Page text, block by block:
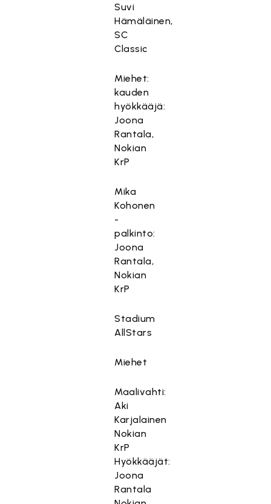
Suvi
Hämäläinen,
SC
Classic
Miehet:
kauden
hyökkääjä:
Joona
Rantala,
Nokian
KrP
Mika
Kohonen
-
palkinto:
Joona
Rantala,
Nokian
KrP
Stadium
AllStars
Miehet
Maalivahti:
Aki
Karjalainen
Nokian
KrP
Hyökkääjät:
Joona
Rantala